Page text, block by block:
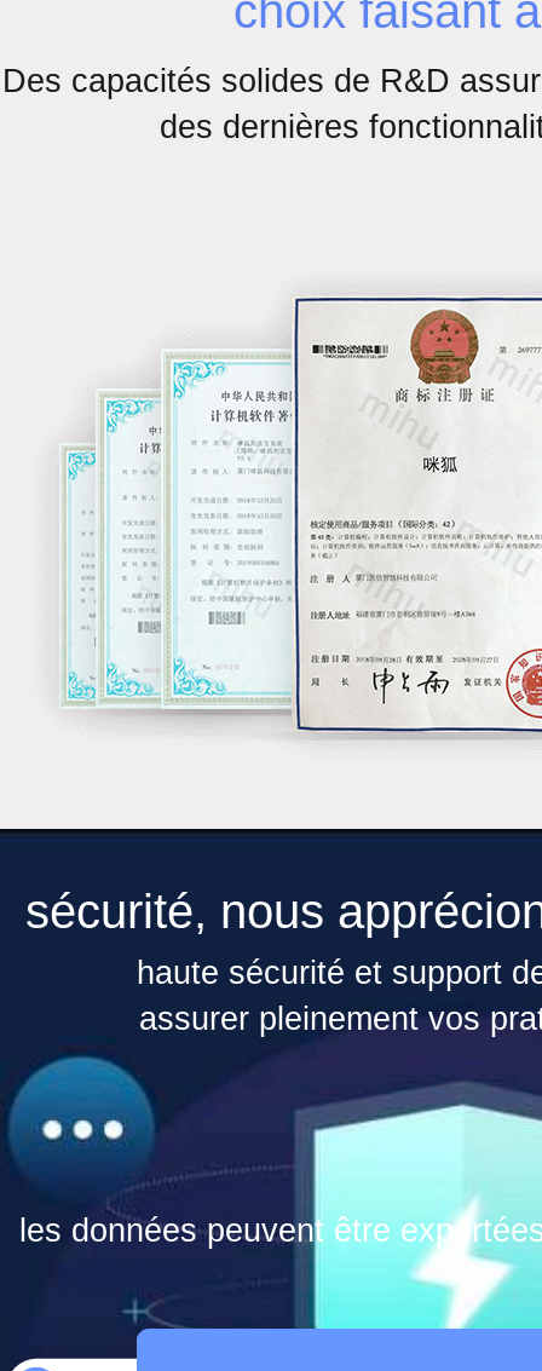
choix faisant
Des capacités solides de R&D
des dernières
sécurité, nous
haute sécurité et support
assurer pleinement vos
les données peuvent être